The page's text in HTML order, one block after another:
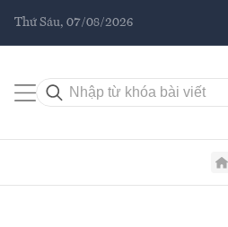
Thứ Sáu, 07/08/2026